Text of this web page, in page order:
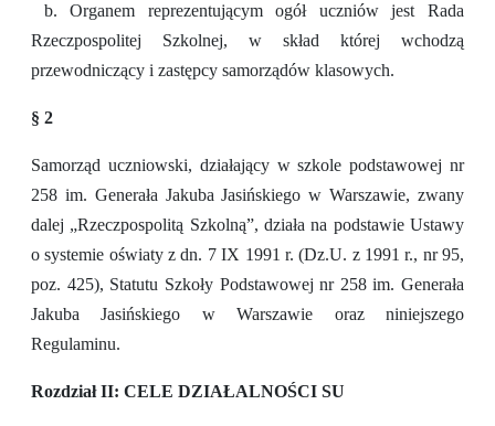
b. Organem reprezentującym ogół uczniów jest Rada
Rzeczpospolitej Szkolnej, w skład której wchodzą
przewodniczący i zastępcy samorządów klasowych.
§ 2
Samorząd uczniowski, działający w szkole podstawowej nr
258 im. Generała Jakuba Jasińskiego w Warszawie, zwany
dalej „Rzeczpospolitą Szkolną”, działa na podstawie Ustawy
o systemie oświaty z dn. 7 IX 1991 r. (Dz.U. z 1991 r., nr 95,
poz. 425), Statutu Szkoły Podstawowej nr 258 im. Generała
Jakuba Jasińskiego w Warszawie oraz niniejszego
Regulaminu.
Rozdział II: CELE DZIAŁALNOŚCI SU